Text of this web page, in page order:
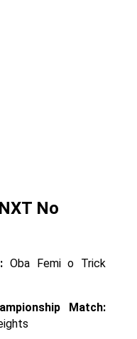
No
Oba Femi o Trick
Match: